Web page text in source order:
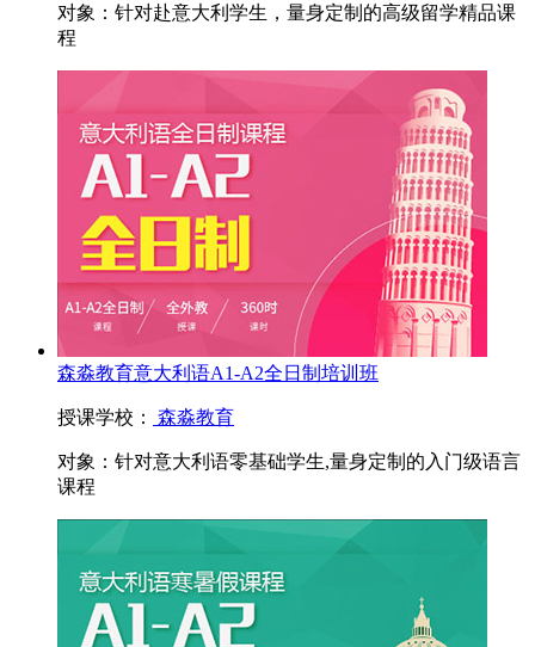
对象： 针对赴意大利学生，量身定制的高级留学精品课
程
森淼教育意大利语A1-A2全日制培训班
授课学校： 森淼教育
对象： 针对意大利语零基础学生,量身定制的入门级语言
课程